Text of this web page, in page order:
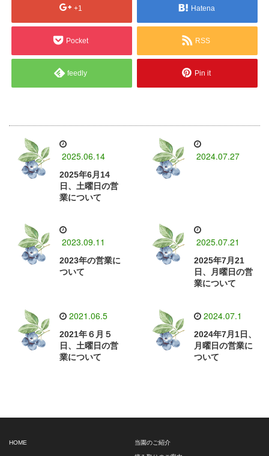
+1 Hatena
Pocket RSS
feedly Pin it
2025.06.14
2025年6月14
日、土曜日の営
業について
2024.07.27
2023.09.11
2023年の営業に
ついて
2025.07.21
2025年7月21
日、月曜日の営
業について
2021.06.5
2021年６月５
日、土曜日の営
業について
2024.07.1
2024年7月1日、
月曜日の営業に
ついて
HOME 当園のご紹介